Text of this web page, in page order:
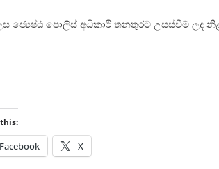
ජ්‍යෙෂ්ඨ පොලිස් අධිකාරී තනතුරට උසස්වීම් ලද
Facebook X